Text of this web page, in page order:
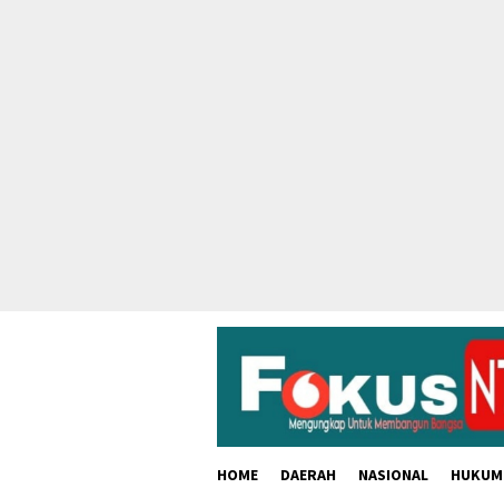
HOME DAERAH NASIONAL HUKUM